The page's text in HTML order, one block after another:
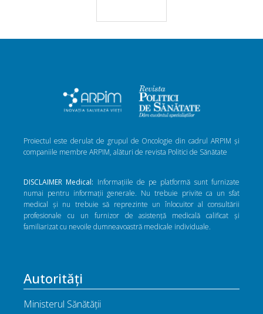
Proiectul este derulat de grupul de Oncologie din cadrul ARPIM și
companiile membre ARPIM, alături de revista Politici de Sănătate
DISCLAIMER Medical: Informațiile de pe platformă sunt furnizate
numai pentru informații generale. Nu trebuie privite ca un sfat
medical și nu trebuie să reprezinte un înlocuitor al consultării
profesionale cu un furnizor de asistență medicală calificat și
familiarizat cu nevoile dumneavoastră medicale individuale.
Autorități
Ministerul Sănătății